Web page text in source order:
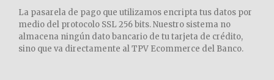
La pasarela de pago que utilizamos encripta tus datos por
medio del protocolo SSL 256 bits. Nuestro sistema no
almacena ningún dato bancario de tu tarjeta de crédito,
sino que va directamente al TPV Ecommerce del Banco.